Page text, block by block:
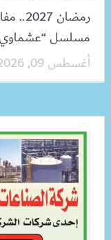
مسلسل
أغسطس 09, 2026